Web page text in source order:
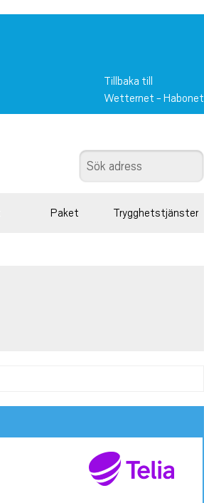
Tillbaka till
Wetternet -Habonet
Paket Trygghetstjänster